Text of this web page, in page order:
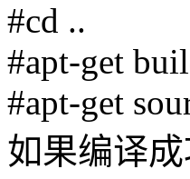
#cd ..
#apt-get
#apt-get
如果编译